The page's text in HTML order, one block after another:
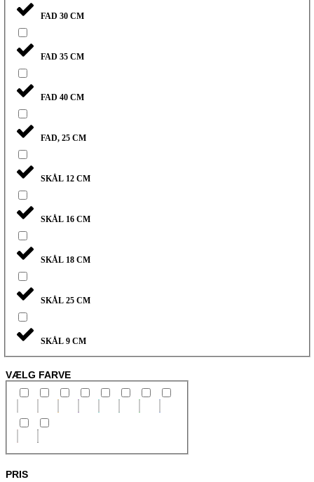
FAD 30 CM
FAD 35 CM
FAD 40 CM
FAD, 25 CM
SKÅL 12 CM
SKÅL 16 CM
SKÅL 18 CM
SKÅL 25 CM
SKÅL 9 CM
VÆLG FARVE
PRIS